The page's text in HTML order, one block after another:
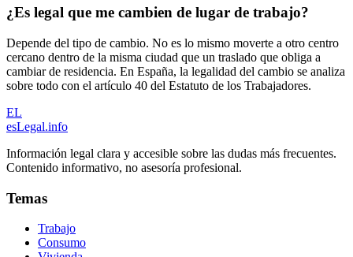
¿Es legal que me cambien de lugar de trabajo?
Depende del tipo de cambio. No es lo mismo moverte a otro centro
cercano dentro de la misma ciudad que un traslado que obliga a
cambiar de residencia. En España, la legalidad del cambio se analiza
sobre todo con el artículo 40 del Estatuto de los Trabajadores.
EL
esLegal.info
Información legal clara y accesible sobre las dudas más frecuentes.
Contenido informativo, no asesoría profesional.
Temas
Trabajo
Consumo